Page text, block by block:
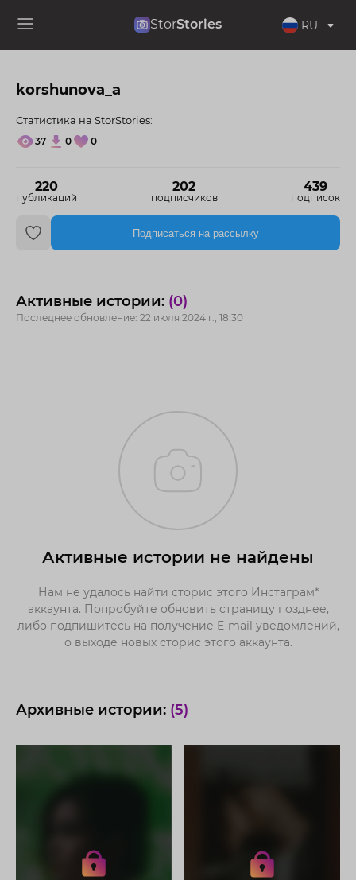
StorStories RU
korshunova_a
220
публикаций
202
подписчиков
439
подписок
Статистика на StorStories:
37 0 0
Подписаться на рассылку
Активные истории: (0)
Последнее обновление: 22 июля 2024 г., 18:30
Активные истории не найдены
Нам не удалось найти сторис этого Инстаграм*
аккаунта. Попробуйте обновить страницу позднее,
либо подпишитесь на получение E-mail уведомлений,
о выходе новых сторис этого аккаунта.
Архивные истории: (5)
Получите доступ к архивным
историям korshunova_a
Не отвлекайтесь на рекламу
Получите доступ к архивным
историям korshunova_a
Не отвлекайтесь на рекламу